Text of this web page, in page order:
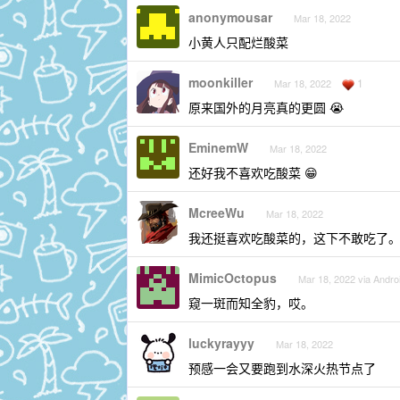
anonymousar Mar 18, 2022
小黄人只配烂酸菜
moonkiller Mar 18, 2022 1
原来国外的月亮真的更圆 😭
EminemW Mar 18, 2022
还好我不喜欢吃酸菜 😁
McreeWu Mar 18, 2022
我还挺喜欢吃酸菜的，这下不敢吃了。
MimicOctopus Mar 18, 2022 via
窥一斑而知全豹，哎。
luckyrayyy Mar 18, 2022
预感一会又要跑到水深火热节点了